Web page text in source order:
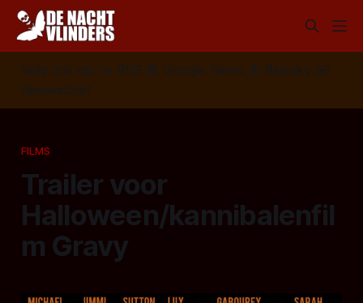
Volg ons op: 📣 RSS 📰 Google News 🦋 Bluesky
✉️
Nieuwsbrief
FILMS
Trailer voor
Halloween/kannibalenfil
m Gravy